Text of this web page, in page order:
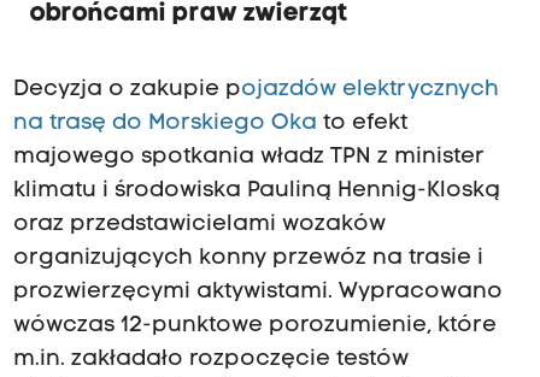
obrońcami praw zwierząt
Decyzja o zakupie pojazdów elektrycznych
na trasę do Morskiego Oka to efekt
majowego spotkania władz TPN z minister
klimatu i środowiska Pauliną Hennig-Kloską
oraz przedstawicielami wozaków
organizujących konny przewóz na trasie i
prozwierzęcymi aktywistami. Wypracowano
wówczas 12-punktowe porozumienie, które
m.in. zakładało rozpoczęcie testów